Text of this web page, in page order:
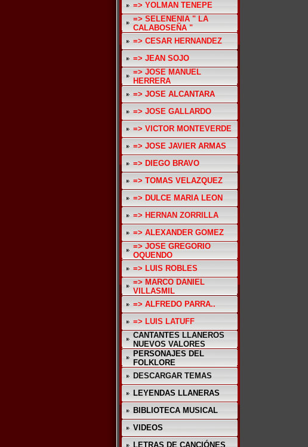
=> YOLMAN TENEPE
=> SELENENIA " LA
CALABOSEÑA "
=> CESAR HERNANDEZ
=> JEAN SOJO
=> JOSE MANUEL
HERRERA
=> JOSE ALCANTARA
=> JOSE GALLARDO
=> VICTOR MONTEVERDE
=> JOSE JAVIER ARMAS
=> DIEGO BRAVO
=> TOMAS VELAZQUEZ
=> DULCE MARIA LEON
=> HERNAN ZORRILLA
=> ALEXANDER GOMEZ
=> JOSE GREGORIO
OQUENDO
=> LUIS ROBLES
=> MARCO DANIEL
VILLASMIL
=> ALFREDO PARRA..
=> LUIS LATUFF
CANTANTES LLANEROS
NUEVOS VALORES
PERSONAJES DEL
FOLKLORE
DESCARGAR TEMAS
LEYENDAS LLANERAS
BIBLIOTECA MUSICAL
VIDEOS
LETRAS DE CANCIÓNES